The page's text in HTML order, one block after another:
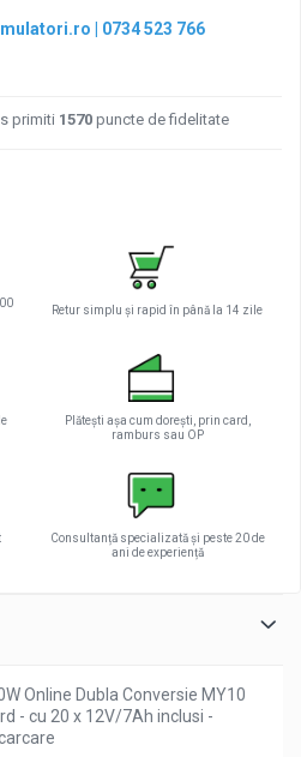
0734 523 766
primiti 1570 puncte de fidelitate
Retur simplu și rapid în până la 14 zile
Plătești așa cum dorești, prin card,
ramburs sau OP
Consultanță specializată și peste 20 de
ani de experiență
Online Dubla Conversie MY10
- cu 20 x 12V/7Ah inclusi -